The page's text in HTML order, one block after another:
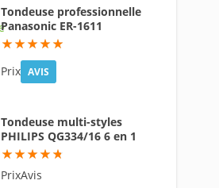
Tondeuse professionnelle
Panasonic ER-1611
Prix AVIS
Tondeuse multi-styles
PHILIPS QG334/16 6 en 1
95
PrixAvis